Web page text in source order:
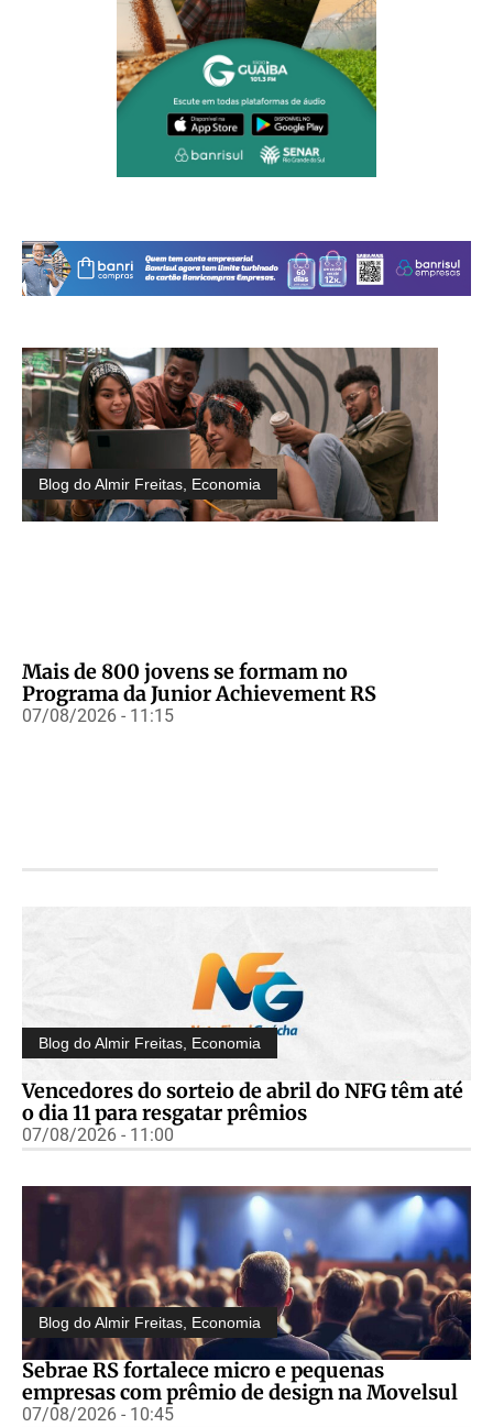
Blog do Almir Freitas, Economia
Mais de 800 jovens se formam no
Programa da Junior Achievement RS
07/08/2026 - 11:15
Blog do Almir Freitas, Economia
Vencedores do sorteio de abril do NFG têm até
o dia 11 para resgatar prêmios
07/08/2026 - 11:00
Blog do Almir Freitas, Economia
Sebrae RS fortalece micro e pequenas
empresas com prêmio de design na Movelsul
07/08/2026 - 10:45